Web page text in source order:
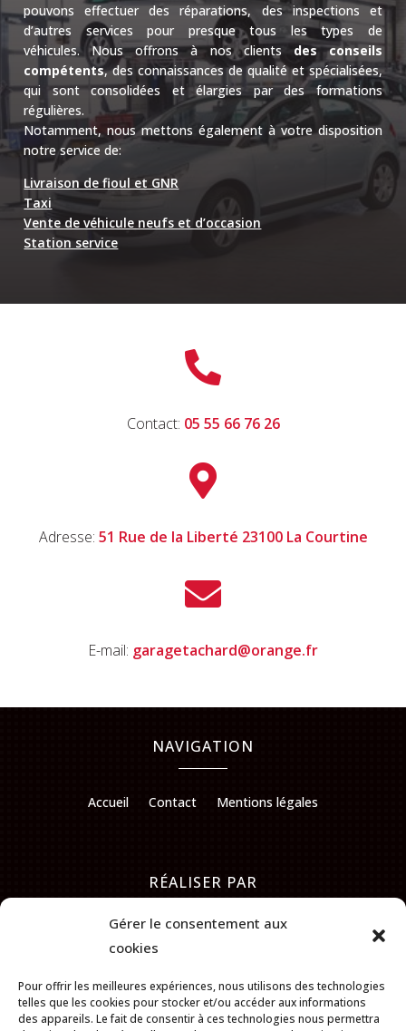
Gérer le consentement aux
cookies
Pour offrir les meilleures expériences, nous utilisons des technologies
telles que les cookies pour stocker et/ou accéder aux informations
des appareils. Le fait de consentir à ces technologies nous permettra
pouvons effectuer des réparations, des inspections et
d’autres services pour presque tous les types de
véhicules.
Nous offrons à nos clients des conseils
compétents, des connaissances de qualité et spécialisées,
qui sont consolidées et élargies par des formations
régulières.
Notamment, nous mettons également à votre disposition
notre service de:
Livraison de fioul et GNR
Taxi
Vente de véhicule neufs et d’occasion
Station service

Contact: 05 55 66 76 26

Adresse: 51 Rue de la Liberté 23100 La Courtine

E-mail: garagetachard@orange.fr
NAVIGATION
Accueil Contact Mentions légales
RÉALISER PAR